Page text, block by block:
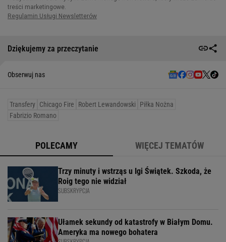
Dziękujemy za przeczytanie
Obserwuj nas
Transfery Chicago Fire Robert Lewandowski
Piłka Nożna
Fabrizio Romano
POLECAMY WIĘCEJ TEMATÓW
Trzy minuty i wstrząs u Igi Świątek. Szkoda, że
Roig tego nie widział
SUBSKRYPCJA
Ułamek sekundy od katastrofy w Białym Domu.
Ameryka ma nowego bohatera